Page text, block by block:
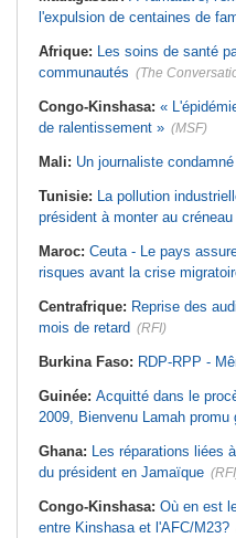
l'expulsion de centaines de
Afrique: Les soins de santé
communautés (The
Congo-Kinshasa: «
de ralentissement » (MSF)
Mali: Un journaliste
Tunisie: La pollution
président à monter au créneau
Maroc: Ceuta - Le pays
risques avant la crise
Centrafrique: Reprise des
mois de retard (RFI)
Burkina Faso: RDP-RPP -
Guinée: Acquitté dans le
2009, Bienvenu Lamah promu
Ghana: Les réparations liées
du président en Jamaïque
Congo-Kinshasa: Où en est
entre Kinshasa et l'AFC/M23?